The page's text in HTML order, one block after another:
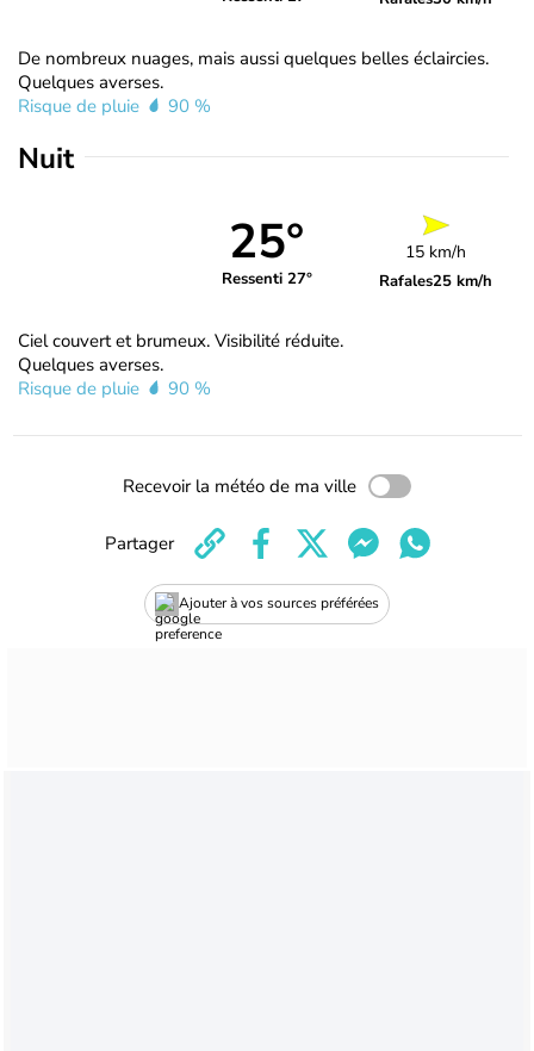
De nombreux nuages, mais aussi quelques belles éclaircies.
Quelques averses.
Risque de pluie
90 %
Nuit
25°
Ressenti 27°
15 km/h
Rafales25 km/h
Ciel couvert et brumeux. Visibilité réduite.
Quelques averses.
Risque de pluie
90 %
Recevoir la météo de ma ville
Ajouter à vos sources préférées
Partager